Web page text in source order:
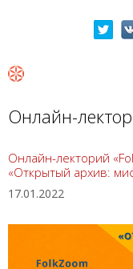
Онлайн-
Онлайн-лекторий
«Открытый архив:
17.01.2022